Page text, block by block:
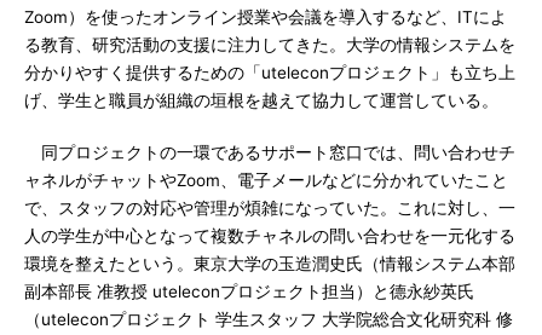
Zoom）を使ったオンライン授業や会議を導入するなど、ITによ
る教育、研究活動の支援に注力してきた。大学の情報システムを
分かりやすく提供するための「uteleconプロジェクト」も立ち上
げ、学生と職員が組織の垣根を越えて協力して運営している。
同プロジェクトの一環であるサポート窓口では、問い合わせチ
ャネルがチャットやZoom、電子メールなどに分かれていたこと
で、スタッフの対応や管理が煩雑になっていた。これに対し、一
人の学生が中心となって複数チャネルの問い合わせを一元化する
環境を整えたという。東京大学の玉造潤史氏（情報システム本部
副本部長 准教授 uteleconプロジェクト担当）と德永紗英氏
（uteleconプロジェクト 学生スタッフ 大学院総合文化研究科 修